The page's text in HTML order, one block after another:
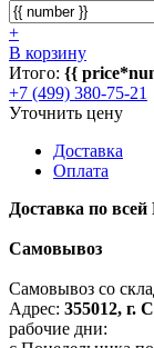
+
В корзину
Итого: {{
+7 (499) 380-75-21
Уточнить цену
Доставка
Оплата
Доставка по
Самовывоз
Самовывоз со
Адрес: 355012, г.
рабочие дни: